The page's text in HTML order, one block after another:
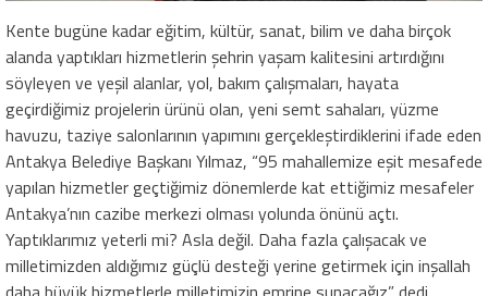
Kente bugüne kadar eğitim, kültür, sanat, bilim ve daha birçok
alanda yaptıkları hizmetlerin şehrin yaşam kalitesini artırdığını
söyleyen ve yeşil alanlar, yol, bakım çalışmaları, hayata
geçirdiğimiz projelerin ürünü olan, yeni semt sahaları, yüzme
havuzu, taziye salonlarının yapımını gerçekleştirdiklerini ifade eden
Antakya Belediye Başkanı Yılmaz, “95 mahallemize eşit mesafede
yapılan hizmetler geçtiğimiz dönemlerde kat ettiğimiz mesafeler
Antakya’nın cazibe merkezi olması yolunda önünü açtı.
Yaptıklarımız yeterli mi? Asla değil. Daha fazla çalışacak ve
milletimizden aldığımız güçlü desteği yerine getirmek için inşallah